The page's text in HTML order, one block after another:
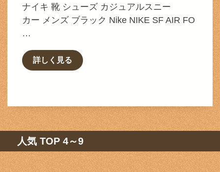
ナイキ 靴 シューズ カジュアルスニー
カー メンズ ブラック Nike NIKE SF AIR FO
…
詳しく見る
人気 TOP 4～9